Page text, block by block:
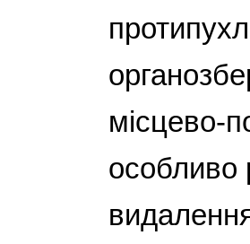
місцево-
особливо